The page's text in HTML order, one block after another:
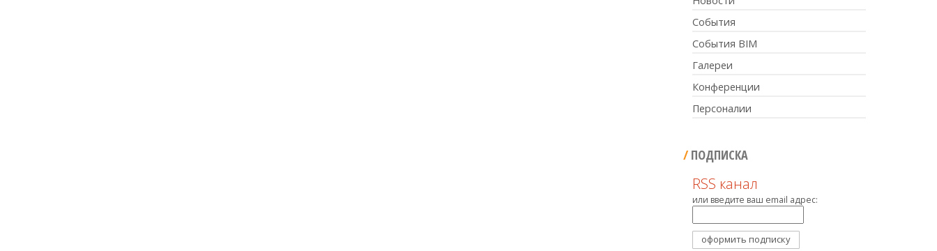
События
События BIM
Галереи
Конференции
Персоналии
ПОДПИСКА
RSS канал
или введите ваш email адрес: